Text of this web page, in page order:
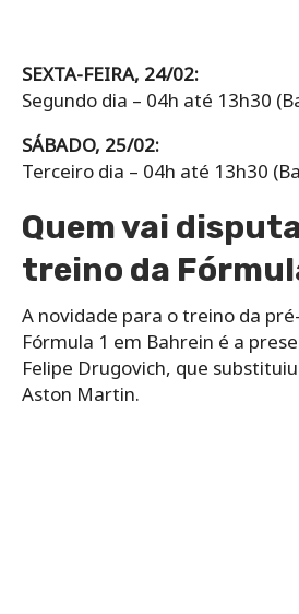
SEXTA-FEIRA, 24/02:
Segundo dia – 04h até 13h30
SÁBADO, 25/02:
Terceiro dia – 04h até 13h30
Quem vai
treino da
A novidade para o treino da
Fórmula 1 em Bahrein é a
Felipe Drugovich, que
Aston Martin.